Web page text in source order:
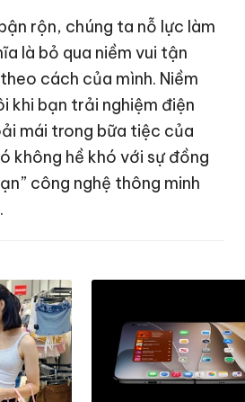
rộn, chúng ta nỗ lực làm
là bỏ qua niềm vui tận
cách của mình. Niềm
khi bạn trải nghiệm điện
mái trong bữa tiệc của
không hề khó với sự đồng
công nghệ thông minh